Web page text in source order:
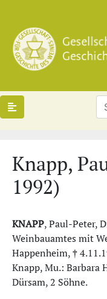
Knapp,
1992)
KNAPP, Paul-Peter,
Weinbauamtes mit
Happenheim, †
Knapp, Mu.: Barbara
Dürsam, 2 Söhne.